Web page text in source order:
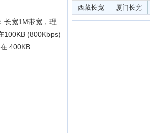
长宽1M带宽，理
100KB (800Kbps)
400KB
西藏长宽
厦门长宽